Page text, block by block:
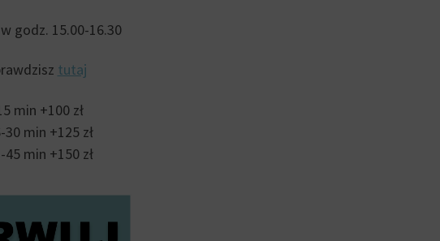
godz. 15.00-16.30
tutaj
min +100 zł
min +125 zł
min +150 zł